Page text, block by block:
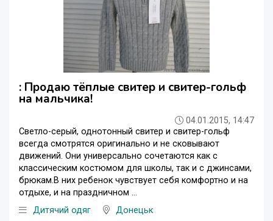
: Продаю тёплые свитер и свитер-гольф
на мальчика!
04.01.2015, 14:47
Светло-серый, однотонный свитер и свитер-гольф
всегда смотрятся оригинально и не сковывают
движений. Они универсально сочетаются как с
классическим костюмом для школы, так и с джинсами,
брюкам.В них ребенок чувствует себя комфортно и на
отдыхе, и на праздничном ...
Дитячий одяг
Донецьк